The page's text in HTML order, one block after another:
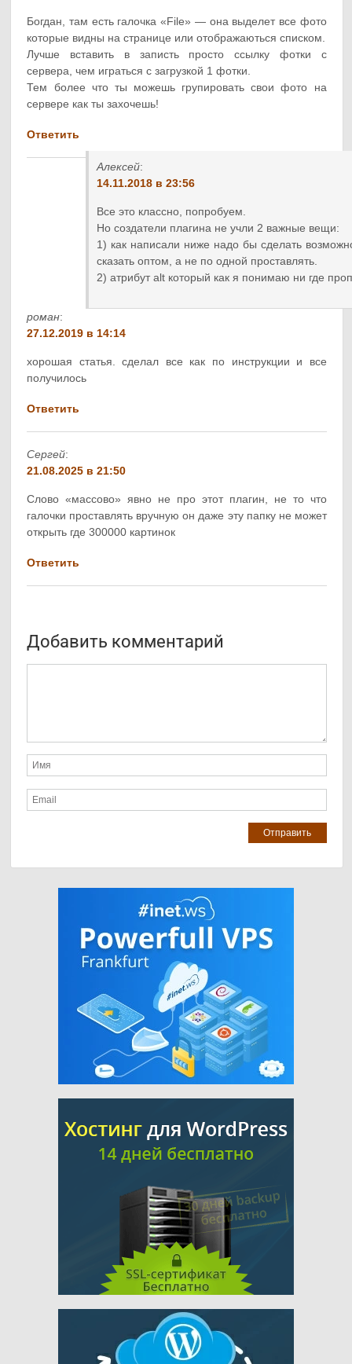
Богдан, там есть галочка «File» — она выделет все фото
которые видны на странице или отображаються списком.
Лучше вставить в записть просто ссылку фотки с
сервера, чем играться с загрузкой 1 фотки.
Тем более что ты можешь групировать свои фото на
сервере как ты захочешь!
Ответить
Алексей:
14.11.2018 в 23:56
Все это классно, попробуем.
Но создатели плагина не учли 2 важные вещи:
1) как написали ниже надо бы сделать
сказать оптом, а не по одной проставлять.
2) атрибут alt который как я понимаю ни где
роман:
27.12.2019 в 14:14
хорошая статья. сделал все как по инструкции и все
получилось
Ответить
Сергей:
21.08.2025 в 21:50
Слово «массово» явно не про этот плагин, не то что
галочки проставлять вручную он даже эту папку не может
открыть где 300000 картинок
Ответить
Добавить комментарий